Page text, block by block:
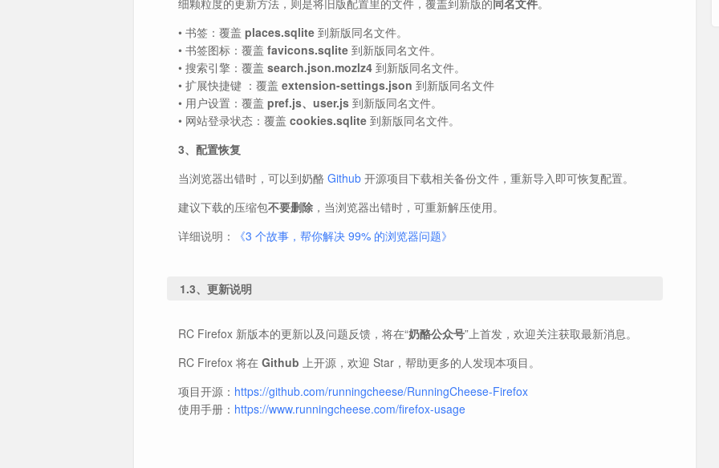
• 书签：覆盖 places.sqlite 到新版同名文件。
• 书签图标：覆盖 favicons.sqlite 到新版同名文件。
• 搜索引擎：覆盖 search.json.mozlz4 到新版同名文件。
• 扩展快捷键 ：覆盖 extension-settings.json 到新版同名文件
• 用户设置：覆盖 pref.js、user.js 到新版同名文件。
• 网站登录状态：覆盖 cookies.sqlite 到新版同名文件。
3、配置恢复
当浏览器出错时，可以到奶酪 Github 开源项目下载相关备份文件，重新导入即可恢复配置。
建议下载的压缩包不要删除 ，当浏览器出错时，可重新解压使用。
详细说明：
《3 个故事，帮你解决 99% 的浏览器问题》
1.3、更新说明
RC Firefox 新版本的更新以及问题反馈，将在“奶酪公众号”上首发，欢迎关注获取最新消息。
RC Firefox 将在 Github 上开源，欢迎 Star，帮助更多的人发现本项目。
项目开源： https://github.com/runningcheese/RunningCheese-Firefox
使用手册： https://www.runningcheese.com/firefox-usage